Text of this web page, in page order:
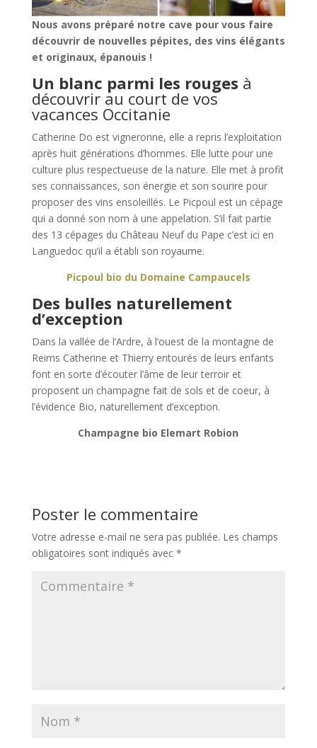
Nous avons préparé notre cave pour vous faire
découvrir de nouvelles pépites, des vins élégants
et originaux, épanouis !
Un blanc parmi les rouges à
découvrir au court de vos
vacances Occitanie
Catherine Do est vigneronne, elle a repris l’exploitation
après huit générations d’hommes. Elle lutte pour une
culture plus respectueuse de la nature. Elle met à profit
ses connaissances, son énergie et son sourire pour
proposer des vins ensoleillés. Le Picpoul est un cépage
qui a donné son nom à une appelation. S’il fait partie
des 13 cépages du Château Neuf du Pape c’est ici en
Languedoc qu’il a établi son royaume.
Picpoul bio du Domaine Campaucels
Des bulles naturellement
d’exception
Dans la vallée de l’Ardre, à l’ouest de la montagne de
Reims Catherine et Thierry entourés de leurs enfants
font en sorte d’écouter l’âme de leur terroir et
proposent un champagne fait de sols et de coeur, à
l’évidence Bio, naturellement d’exception.
Champagne bio Elemart Robion
Poster le commentaire
Votre adresse e-mail ne sera pas publiée. Les champs
obligatoires sont indiqués avec *